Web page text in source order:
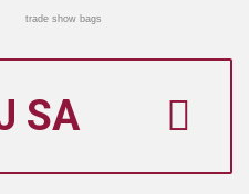
trade show bags
SA